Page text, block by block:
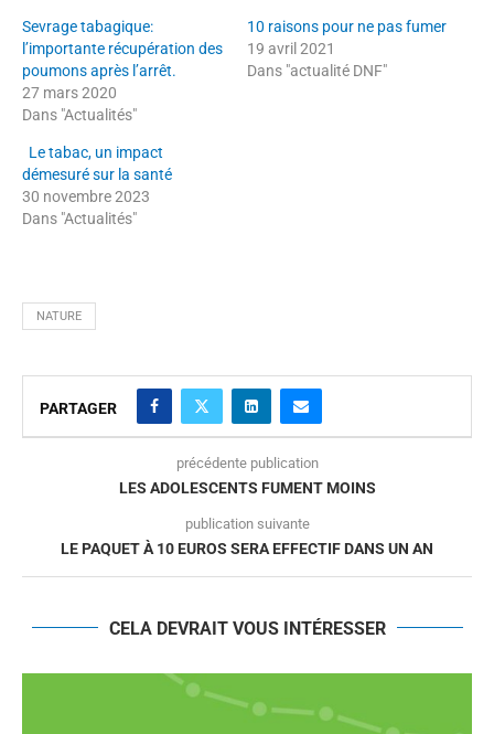
Sevrage tabagique:
l’importante récupération des
poumons après l’arrêt.
27 mars 2020
Dans "Actualités"
10 raisons pour ne pas fumer
19 avril 2021
Dans "actualité DNF"
Le tabac, un impact
démesuré sur la santé
30 novembre 2023
Dans "Actualités"
NATURE
PARTAGER
précédente publication
LES ADOLESCENTS FUMENT MOINS
publication suivante
LE PAQUET À 10 EUROS SERA EFFECTIF DANS UN AN
CELA DEVRAIT VOUS INTÉRESSER